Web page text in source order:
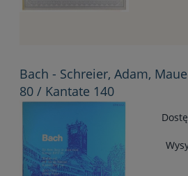
Bach - Schreier, Adam,
80 / Kantate 140